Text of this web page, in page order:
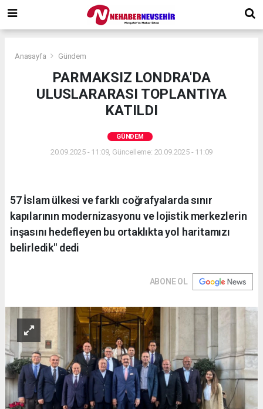
Anasayfa Gündem
PARMAKSIZ LONDRA'DA
ULUSLARARASI TOPLANTIYA
KATILDI
GÜNDEM
20.09.2025 - 11:09, Güncelleme: 20.09.2025 - 11:09
57 İslam ülkesi ve farklı coğrafyalarda sınır
kapılarının modernizasyonu ve lojistik merkezlerin
inşasını hedefleyen bu ortaklıkta yol haritamızı
belirledik" dedi
ABONE OL